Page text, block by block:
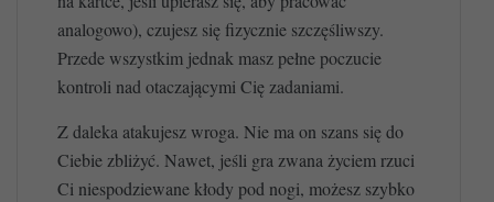
analogowo), czujesz się fizycznie szczęśliwszy.
Przede wszystkim jednak masz pełne poczucie
kontroli nad otaczającymi Cię zadaniami.
Z daleka atakujesz wroga. Nie ma on szans się do
Ciebie zbliżyć. Nawet, jeśli gra zwana życiem rzuci
Ci niespodziewane kłody pod nogi, możesz szybko